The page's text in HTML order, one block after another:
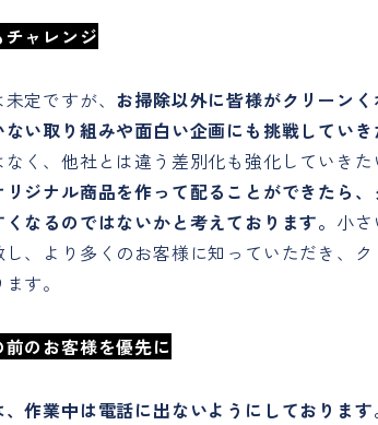
ャレンジ
定ですが、 お掃除以外に皆様がクリーン
い取り組みや面白い企画にも挑戦していき
なく、他社とは違う差別化も強化していき
リジナル商品を作って配ることができたら
なるのではないかと考えております。 小
、より多くのお客様に知っていただき、
す。
のお客様を優先に
作業中は電話に出ないようにしております